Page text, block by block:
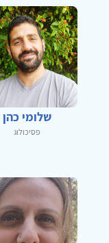
שלומי כהן
פסיכולוג